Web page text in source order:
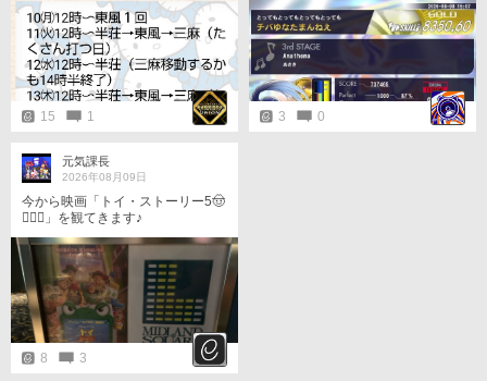
15 1 3 0
元気課長
2026年08月09日
今から映画「トイ・ストーリー5🤠
󾆝‍󾟭󾔥」を観てきます♪
8 3